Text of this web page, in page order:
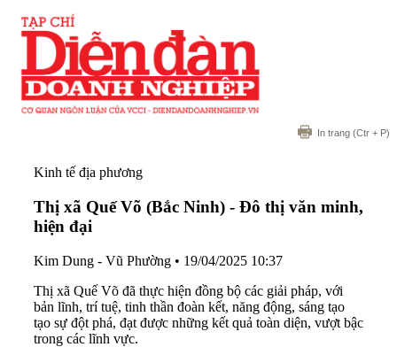
In trang (Ctr + P)
Kinh tế địa phương
Thị xã Quế Võ (Bắc Ninh) - Đô thị văn minh,
hiện đại
Kim Dung - Vũ Phường • 19/04/2025 10:37
Thị xã Quế Võ đã thực hiện đồng bộ các giải pháp, với
bản lĩnh, trí tuệ, tinh thần đoàn kết, năng động, sáng tạo
tạo sự đột phá, đạt được những kết quả toàn diện, vượt bậc
trong các lĩnh vực.